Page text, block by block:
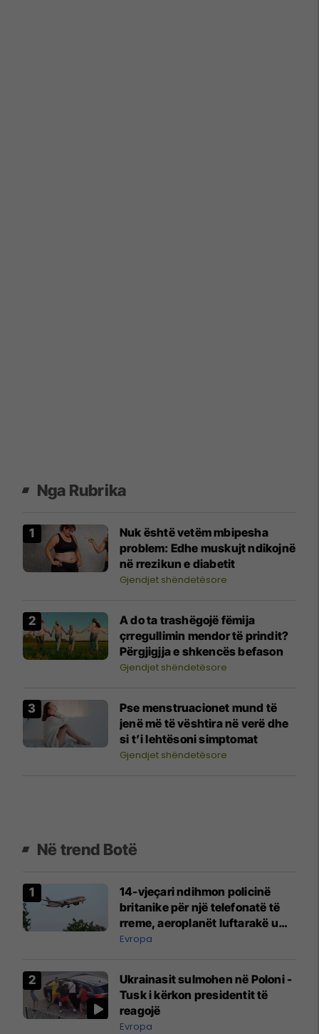
Nga Rubrika
Nuk është vetëm mbipesha
problem: Edhe muskujt ndikojnë
në rrezikun e diabetit
Gjendjet shëndetësore
A do ta trashëgojë fëmija
çrregullimin mendor të prindit?
Përgjigjja e shkencës befason
Gjendjet shëndetësore
Pse menstruacionet mund të
jenë më të vështira në verë dhe
si t’i lehtësoni simptomat
Gjendjet shëndetësore
Në trend Botë
14-vjeçari ndihmon policinë
britanike për një telefonatë të
rreme, aeroplanët luftarakë u
ngritën në ajër për të
Mançesterit
Evropa
Ukrainasit sulmohen në Poloni -
Tusk i kërkon presidentit të
reagojë
Evropa